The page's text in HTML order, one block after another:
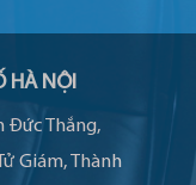
HÀ NỘI
Đức Thắng,
Giám, Thành